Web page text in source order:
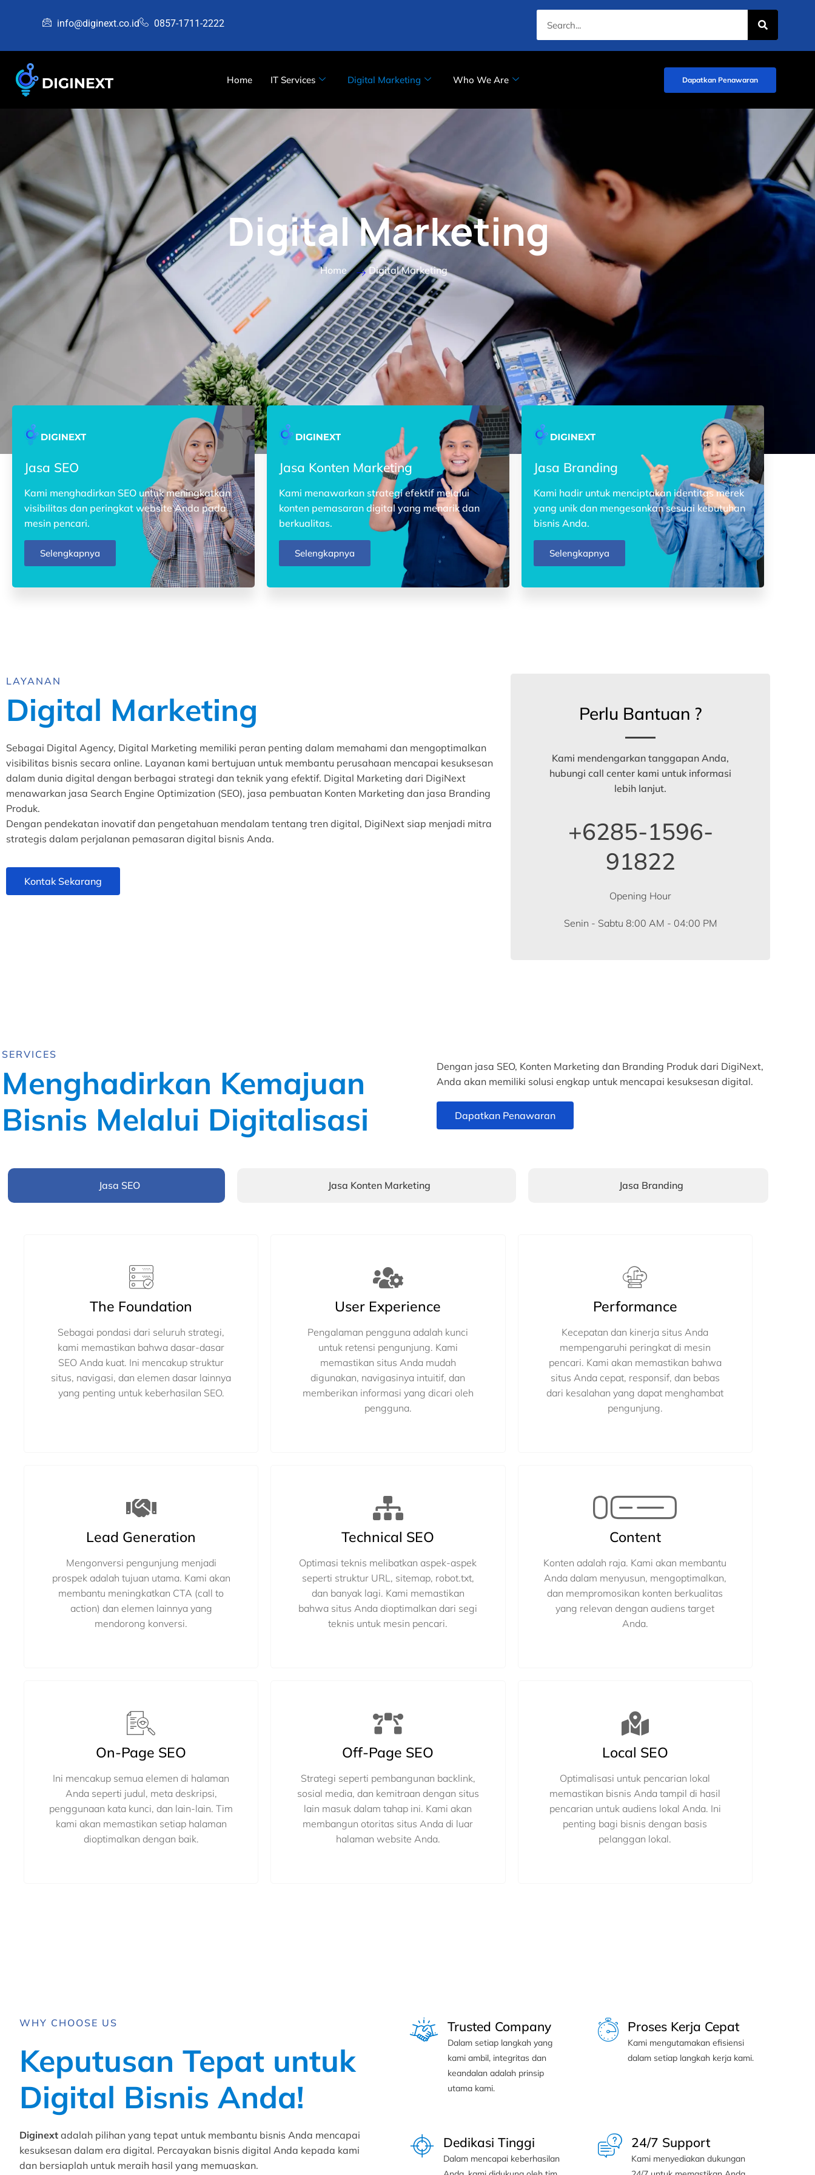
info@diginext.co.id 0857-1711-2222
Home IT Services Digital Marketing Who We Are Dapatkan Penawaran
Digital Marketing
Home Digital Marketing
Jasa SEO
Kami menghadirkan SEO untuk meningkatkan
visibilitas dan peringkat website Anda pada
mesin pencari.
Selengkapnya
Jasa Konten Marketing
Kami menawarkan strategi efektif melalui
konten pemasaran digital yang menarik dan
berkualitas.
Selengkapnya
Jasa Branding
Kami hadir untuk menciptakan identitas merek
yang unik dan mengesankan sesuai kebutuhan
bisnis Anda.
Selengkapnya
LAYANAN
Digital Marketing
Sebagai Digital Agency, Digital Marketing memiliki peran penting dalam memahami dan mengoptimalkan
visibilitas bisnis secara online. Layanan kami bertujuan untuk membantu perusahaan mencapai kesuksesan
dalam dunia digital dengan berbagai strategi dan teknik yang efektif. Digital Marketing dari DigiNext
menawarkan jasa Search Engine Optimization (SEO), jasa pembuatan Konten Marketing dan jasa Branding
Produk.
Dengan pendekatan inovatif dan pengetahuan mendalam tentang tren digital, DigiNext siap menjadi mitra
strategis dalam perjalanan pemasaran digital bisnis Anda.
Kontak Sekarang
Perlu Bantuan ?
Kami mendengarkan tanggapan Anda,
hubungi call center kami untuk informasi
lebih lanjut.
+6285-1596-
91822
Opening Hour
Senin - Sabtu 8:00 AM - 04:00 PM
SERVICES
Menghadirkan Kemajuan
Bisnis Melalui Digitalisasi
Dengan jasa SEO, Konten Marketing dan Branding Produk dari DigiNext,
Anda akan memiliki solusi engkap untuk mencapai kesuksesan digital.
Dapatkan Penawaran
Jasa SEO Jasa Konten Marketing Jasa Branding
The Foundation
Sebagai pondasi dari seluruh strategi,
kami memastikan bahwa dasar-dasar
SEO Anda kuat. Ini mencakup struktur
situs, navigasi, dan elemen dasar lainnya
yang penting untuk keberhasilan SEO.
User Experience
Pengalaman pengguna adalah kunci
untuk retensi pengunjung. Kami
memastikan situs Anda mudah
digunakan, navigasinya intuitif, dan
memberikan informasi yang dicari oleh
pengguna.
Performance
Kecepatan dan kinerja situs Anda
mempengaruhi peringkat di mesin
pencari. Kami akan memastikan bahwa
situs Anda cepat, responsif, dan bebas
dari kesalahan yang dapat menghambat
pengunjung.
Lead Generation
Mengonversi pengunjung menjadi
prospek adalah tujuan utama. Kami akan
membantu meningkatkan CTA (call to
action) dan elemen lainnya yang
mendorong konversi.
Technical SEO
Optimasi teknis melibatkan aspek-aspek
seperti struktur URL, sitemap, robot.txt,
dan banyak lagi. Kami memastikan
bahwa situs Anda dioptimalkan dari segi
teknis untuk mesin pencari.
Content
Konten adalah raja. Kami akan membantu
Anda dalam menyusun, mengoptimalkan,
dan mempromosikan konten berkualitas
yang relevan dengan audiens target
Anda.
On-Page SEO
Ini mencakup semua elemen di halaman
Anda seperti judul, meta deskripsi,
penggunaan kata kunci, dan lain-lain. Tim
kami akan memastikan setiap halaman
dioptimalkan dengan baik.
Off-Page SEO
Strategi seperti pembangunan backlink,
sosial media, dan kemitraan dengan situs
lain masuk dalam tahap ini. Kami akan
membangun otoritas situs Anda di luar
halaman website Anda.
Local SEO
Optimalisasi untuk pencarian lokal
memastikan bisnis Anda tampil di hasil
pencarian untuk audiens lokal Anda. Ini
penting bagi bisnis dengan basis
pelanggan lokal.
WHY CHOOSE US
Keputusan Tepat untuk
Digital Bisnis Anda!
Diginext adalah pilihan yang tepat untuk membantu bisnis Anda mencapai
kesuksesan dalam era digital. Percayakan bisnis digital Anda kepada kami
dan bersiaplah untuk meraih hasil yang memuaskan.
Trusted Company
Dalam setiap langkah yang
kami ambil, integritas dan
keandalan adalah prinsip
utama kami.
Proses Kerja Cepat
Kami mengutamakan efisiensi
dalam setiap langkah kerja kami.
Dedikasi Tinggi
Dalam mencapai keberhasilan
24/7 Support
Kami menyediakan dukungan